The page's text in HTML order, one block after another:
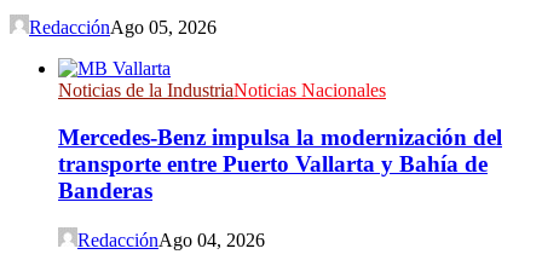
RedacciónAgo 05, 2026
Noticias de la IndustriaNoticias Nacionales
Mercedes-Benz impulsa la modernización del
transporte entre Puerto Vallarta y Bahía de
Banderas
RedacciónAgo 04, 2026